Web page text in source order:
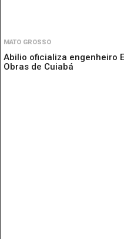
MATO GROSSO
Abilio oficializa engenheiro
Obras de Cuiabá